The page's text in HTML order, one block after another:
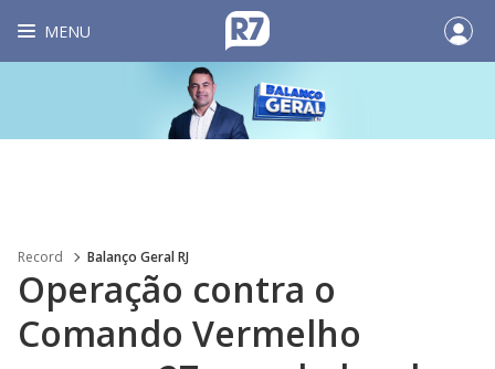
MENU
Record Balanço Geral RJ
Operação contra o
Comando Vermelho